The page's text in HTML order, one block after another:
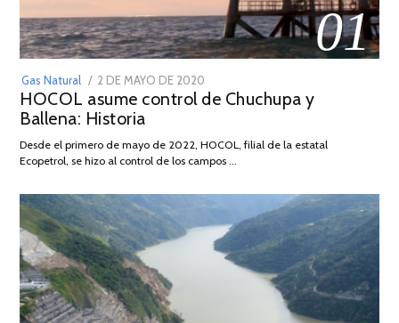
01
Gas Natural
POSTED
ON
2 DE MAYO DE 2020
DE
2026
HOCOL asume control de Chuchupa y
Ballena: Historia
Desde el primero de mayo de 2022, HOCOL, filial de la estatal
Ecopetrol, se hizo al control de los campos …